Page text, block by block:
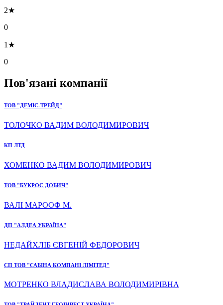
2★
0
1★
0
Пов'язані компанії
ТОВ "ДЕМІС-ТРЕЙД"
ТОЛОЧКО ВАДИМ ВОЛОДИМИРОВИЧ
КП ЛТД
ХОМЕНКО ВАДИМ ВОЛОДИМИРОВИЧ
ТОВ "БУКРОС ДОБИЧ"
ВАЛІ МАРООФ М.
ДП "АЛДЕА УКРАЇНА"
НЕДАЙХЛІБ ЄВГЕНІЙ ФЕДОРОВИЧ
СП ТОВ "САБІНА КОМПАНІ ЛІМІТЕД"
МОТРЕНКО ВЛАДИСЛАВА ВОЛОДИМИРІВНА